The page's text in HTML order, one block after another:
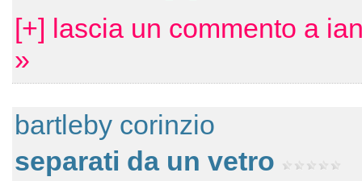
[+] lascia un commento a
»
bartleby corinzio
separati da un vetro